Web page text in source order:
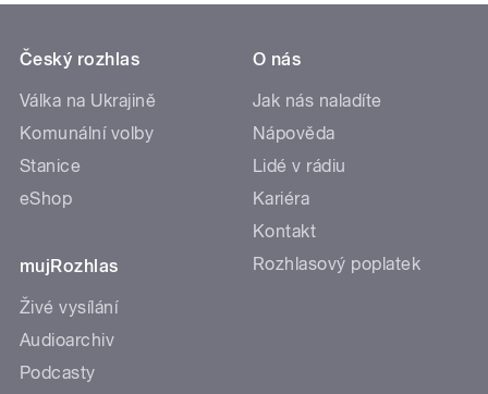
Český rozhlas
Válka na Ukrajině
Komunální volby
Stanice
eShop
mujRozhlas
Živé vysílání
Audioarchiv
Podcasty
O nás
Jak nás naladíte
Nápověda
Lidé v rádiu
Kariéra
Kontakt
Rozhlasový poplatek